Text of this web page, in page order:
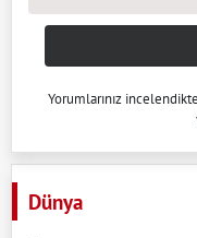
Yorumlarınız
Dünya